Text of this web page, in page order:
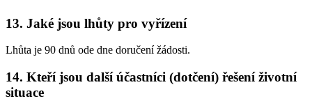
13. Jaké jsou lhůty pro vyřízení
Lhůta je 90 dnů ode dne doručení žádosti.
14. Kteří jsou další účastníci (dotčení) řešení životní
situace